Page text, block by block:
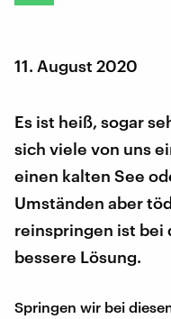
11. August 2020
Es ist heiß, sogar
sich viele von uns
einen kalten See
Umständen aber
reinspringen ist bei
bessere Lösung.
Springen wir bei